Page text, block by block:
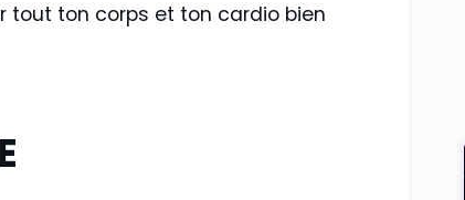
tout ton corps et ton cardio bien